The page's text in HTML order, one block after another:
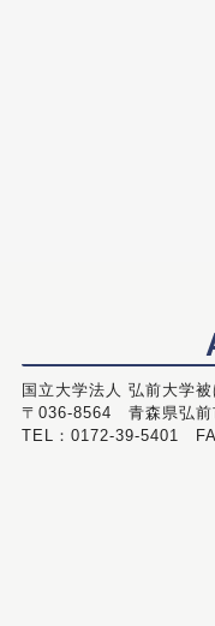
国立大学法人 弘前大学
〒036-8564 青森県弘前
TEL：0172-39-5401